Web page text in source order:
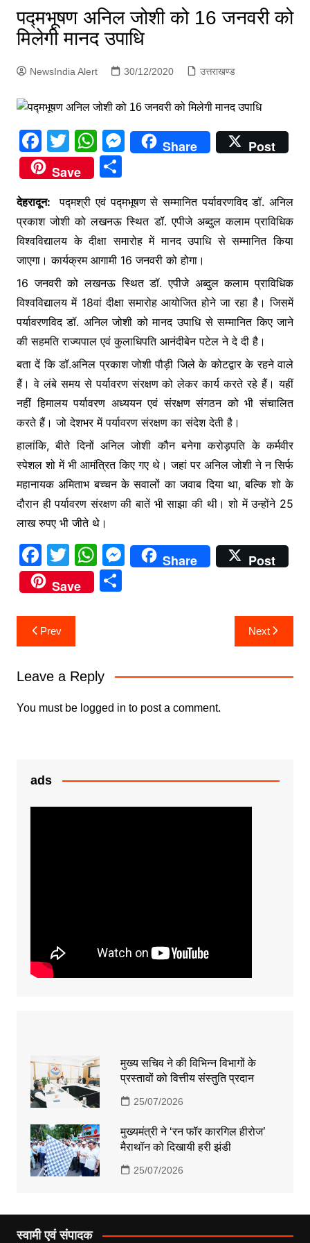
पद्मभूषण अनिल जोशी को 16 जनवरी को
मिलेगी मानद उपाधि
NewsIndia Alert 30/12/2020 उत्तराखण्ड
F
a
c
e
b
o
o
k
T
w
itt
er
W
h
at
s
A
p
p
M
e
s
e
n
g
er
Share
Post
Save
S
ar
e
देहरादून: पद्मश्री एवं पद्मभूषण से सम्मानित पर्यावरणविद डॉ. अनिल
प्रकाश जोशी को लखनऊ स्थित डॉ. एपीजे अब्दुल कलाम प्राविधिक
विश्वविद्यालय के दीक्षा समारोह में मानद उपाधि से सम्मानित किया
जाएगा। कार्यक्रम आगामी 16 जनवरी को होगा।
16 जनवरी को लखनऊ स्थित डॉ. एपीजे अब्दुल कलाम प्राविधिक
विश्वविद्यालय में 18वां दीक्षा समारोह आयोजित होने जा रहा है। जिसमें
पर्यावरणविद डॉ. अनिल जोशी को मानद उपाधि से सम्मानित किए जाने
की सहमति राज्यपाल एवं कुलाधिपति आनंदीबेन पटेल ने दे दी है।
बता दें कि डॉ.अनिल प्रकाश जोशी पौड़ी जिले के कोटद्वार के रहने वाले
हैं। वे लंबे समय से पर्यावरण संरक्षण को लेकर कार्य करते रहे हैं। यहीं
नहीं हिमालय पर्यावरण अध्ययन एवं संरक्षण संगठन को भी संचालित
करते हैं। जो देशभर में पर्यावरण संरक्षण का संदेश देती है।
हालांकि, बीते दिनों अनिल जोशी कौन बनेगा करोड़पति के कर्मवीर
स्पेशल शो में भी आमंत्रित किए गए थे। जहां पर अनिल जोशी ने न सिर्फ
महानायक अमिताभ बच्चन के सवालों का जवाब दिया था, बल्कि शो के
दौरान ही पर्यावरण संरक्षण की बातें भी साझा की थी। शो में उन्होंने 25
लाख रुपए भी जीते थे।
F
a
c
e
b
o
k
T
w
itt
er
W
h
at
p
p
M
e
er
Share
Post
Save
S
Post
navigation
Prev Next
Leave a Reply
You must be logged in to post a comment.
ads
मुख्य सचिव ने की विभिन्न विभागों के
प्रस्तावों को वित्तीय संस्तुति प्रदान
25/07/2026
मुख्यमंत्री ने ‘रन फॉर कारगिल हीरोज’
मैराथॉन को दिखायी हरी झंडी
25/07/2026
स्वामी एवं संपादक
p
g